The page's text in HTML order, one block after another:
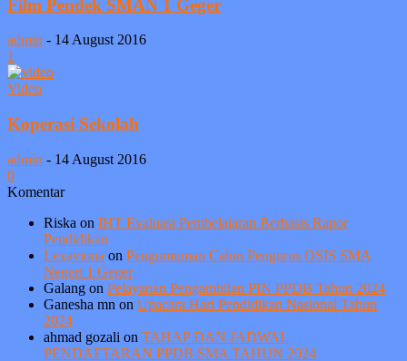
Film Pendek SMAN 1 Geger
admin - 14 August 2016
1
Video
Koperasi Sekolah
admin - 14 August 2016
0
Komentar
Riska on IHT Evaluasi Pembelajaran Berbasis Rapor
Pendidikan
Lexaviona on Pengumuman Calon Pengurus OSIS SMA
Negeri 1 Geger
Galang on Pelayanan Pengambilan PIN PPDB Tahun 2024
Ganesha mn on Upacara Hari Pendidikan Nasional Tahun
2024
ahmad gozali on TAHAP DAN JADWAL
PENDAFTARAN PPDB SMA TAHUN 2024